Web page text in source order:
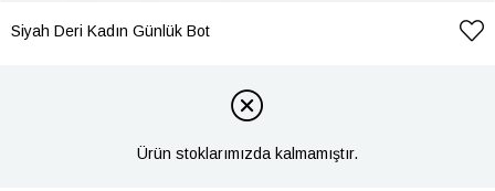
Siyah Deri Kadın Günlük Bot
Ürün stoklarımızda kalmamıştır.